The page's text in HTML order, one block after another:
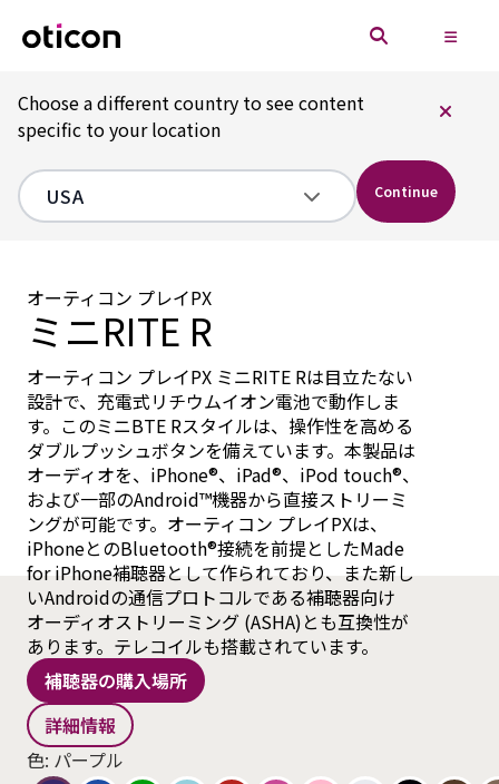
Choose a different country to see content
specific to your location
Continue
オーティコン プレイPX
ミニRITE R
オーティコン プレイPX ミニRITE Rは目立たない
設計で、充電式リチウムイオン電池で動作しま
す。このミニBTE Rスタイルは、操作性を高める
ダブルプッシュボタンを備えています。本製品は
オーディオを、iPhone®、iPad®、iPod touch®、
および一部のAndroid™機器から直接ストリーミ
ングが可能です。オーティコン プレイPXは、
iPhoneとのBluetooth®接続を前提としたMade
for iPhone補聴器として作られており、また新し
いAndroidの通信プロトコルである補聴器向け
オーディオストリーミング (ASHA)とも互換性が
あります。テレコイルも搭載されています。
補聴器の購入場所
詳細情報
色: パープル